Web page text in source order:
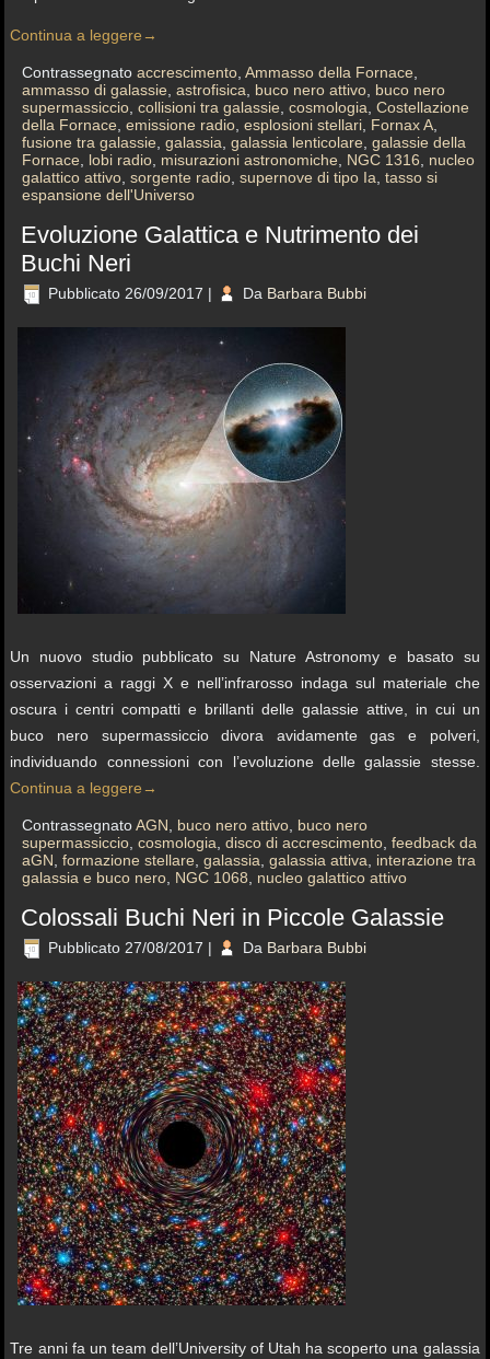
Continua a leggere →
Contrassegnato accrescimento ,Ammasso della Fornace
ammasso di galassie ,astrofisica buco nero attivo buco nero
supermassiccio ,collisioni tra galassie ,cosmologia ,Costellazione
della Fornace ,emissione radio ,esplosioni stellari Fornax A
fusione tra galassie ,galassia ,galassia lenticolare ,galassie della
Fornace
lobi radio misurazioni astronomiche NGC 1316
nucleo
galattico attivo ,sorgente radio ,supernove di tipo Ia ,tasso si
espansione dell'Universo
Evoluzione Galattica e Nutrimento dei
Buchi Neri
Pubblicato 26/09/2017 | Da Barbara Bubbi
Un nuovo studio pubblicato su Nature Astronomy e basato su
osservazioni a raggi X e nell’infrarosso indaga sul materiale che
oscura i centri compatti e brillanti delle galassie attive, in cui un
buco nero supermassiccio divora avidamente gas e polveri,
individuando connessioni con l’evoluzione delle galassie stesse.
Continua a leggere →
Contrassegnato AGN buco nero attivo buco nero
supermassiccio ,cosmologia ,disco di accrescimento ,feedback da
aGN ,formazione stellare ,galassia ,galassia attiva
interazione tra
galassia e buco nero NGC 1068 nucleo galattico attivo
Colossali Buchi Neri in Piccole Galassie
Pubblicato 27/08/2017 | Da Barbara Bubbi
Tre anni fa un team dell’University of Utah ha scoperto una galassia